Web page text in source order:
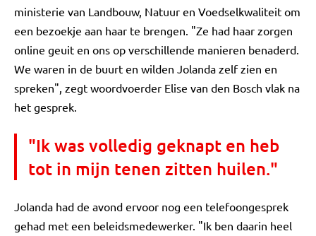
ministerie van Landbouw, Natuur en Voedselkwaliteit om
een bezoekje aan haar te brengen. "Ze had haar zorgen
online geuit en ons op verschillende manieren benaderd.
We waren in de buurt en wilden Jolanda zelf zien en
spreken", zegt woordvoerder Elise van den Bosch vlak na
het gesprek.
"Ik was volledig geknapt en heb
tot in mijn tenen zitten huilen."
Jolanda had de avond ervoor nog een telefoongesprek
gehad met een beleidsmedewerker. "Ik ben daarin heel